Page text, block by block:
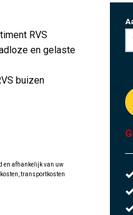
RVS
en gelaste
buizen
en afhankelijk van uw
transportkosten